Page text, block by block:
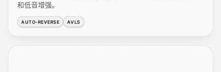
和低音增强。
AUTO-REVERSE AVLS